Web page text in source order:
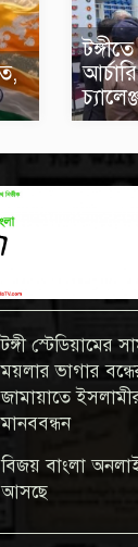
টঙ্গী স্টেডিয়ামের
ময়লার ভাগার
জামায়াতে
মানববন্ধন
বিজয় বাংলা
আসছে